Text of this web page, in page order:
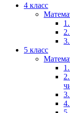
4 класс
5 класс